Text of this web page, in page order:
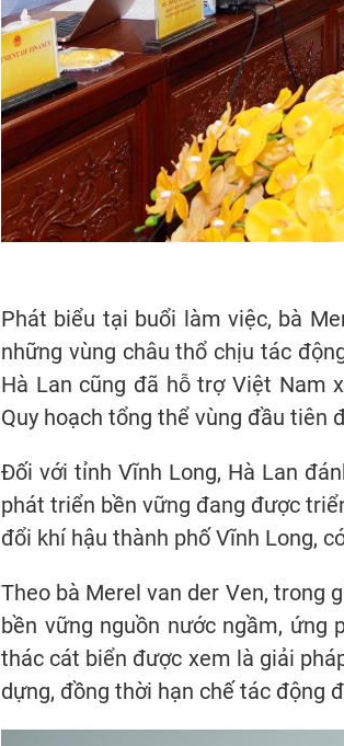
Phát biểu tại buổi làm việc, bà
những vùng châu thổ chịu tác
Hà Lan cũng đã hỗ trợ Việt Nam
Quy hoạch tổng thể vùng đầu tiên
Đối với tỉnh Vĩnh Long, Hà Lan
phát triển bền vững đang được
đổi khí hậu thành phố Vĩnh Long,
Theo bà Merel van der Ven, trong
bền vững nguồn nước ngầm, ứng
thác cát biển được xem là giải
dựng, đồng thời hạn chế tác động